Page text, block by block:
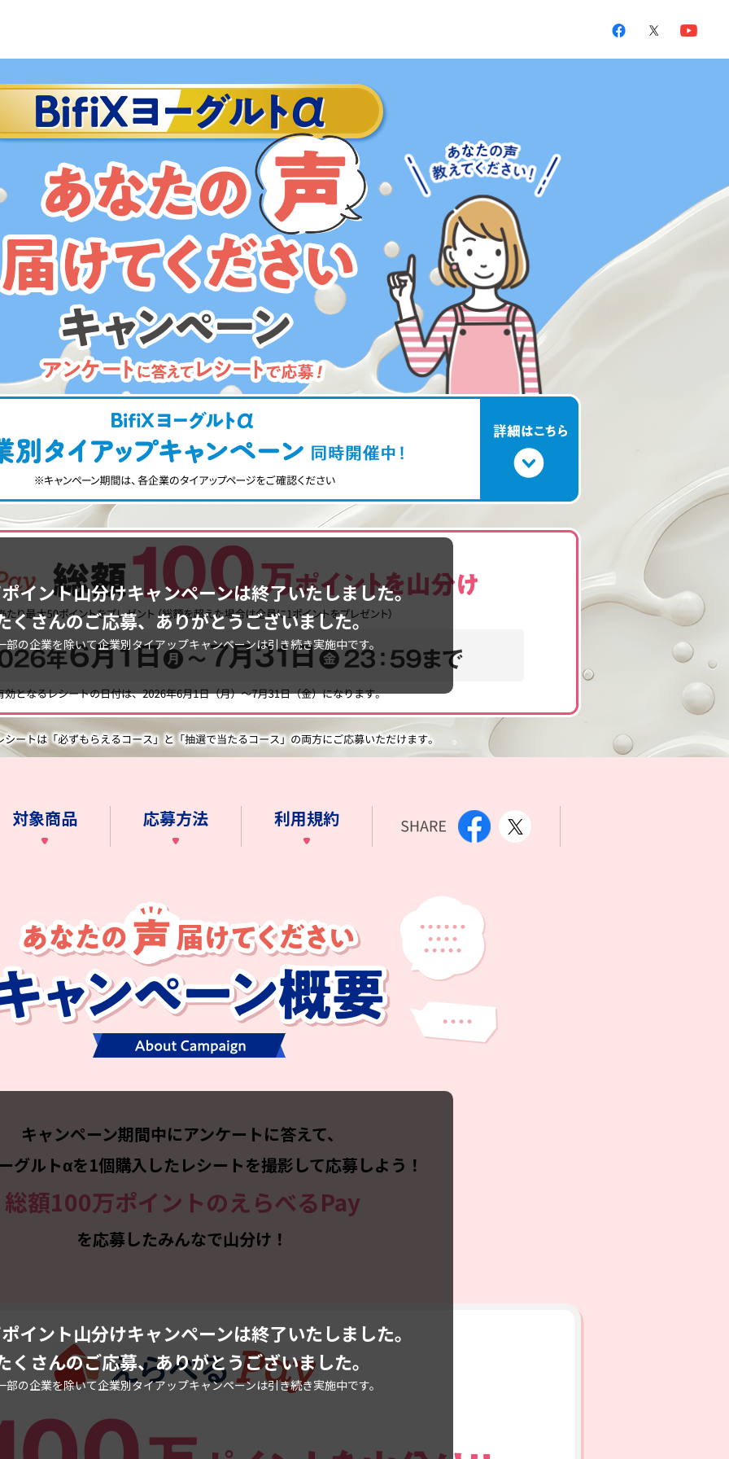
イント山分けキャンペーンは終了いたしました。
くさんのご応募、ありがとうございました。
の企業を除いて企業別タイアップキャンペーンは引き続き実施中です。
対象商品 応募方法 利用規約
イント山分けキャンペーンは終了いたしました。
くさんのご応募、ありがとうございました。
の企業を除いて企業別タイアップキャンペーンは引き続き実施中です。
キャンペーン期間中にアンケートに答えて、
グルトαを1個購入したレシートを撮影して応募しよう！
総額100万ポイントのえらべるPay
を応募したみんなで山分け！